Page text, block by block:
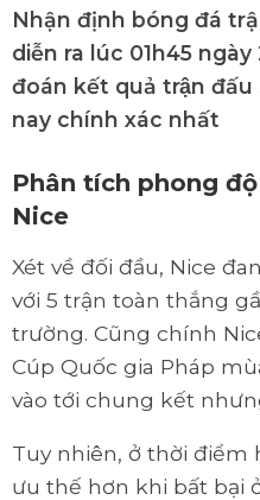
Nhận định bóng đá
diễn ra lúc 01h45
đoán kết quả trận
nay chính xác nhất
Phân tích phong
Nice
Xét về đối đầu, Nice
với 5 trận toàn thắng
trường. Cũng chính
Cúp Quốc gia Pháp
vào tới chung kết
Tuy nhiên, ở thời điểm
ưu thế hơn khi bất bại